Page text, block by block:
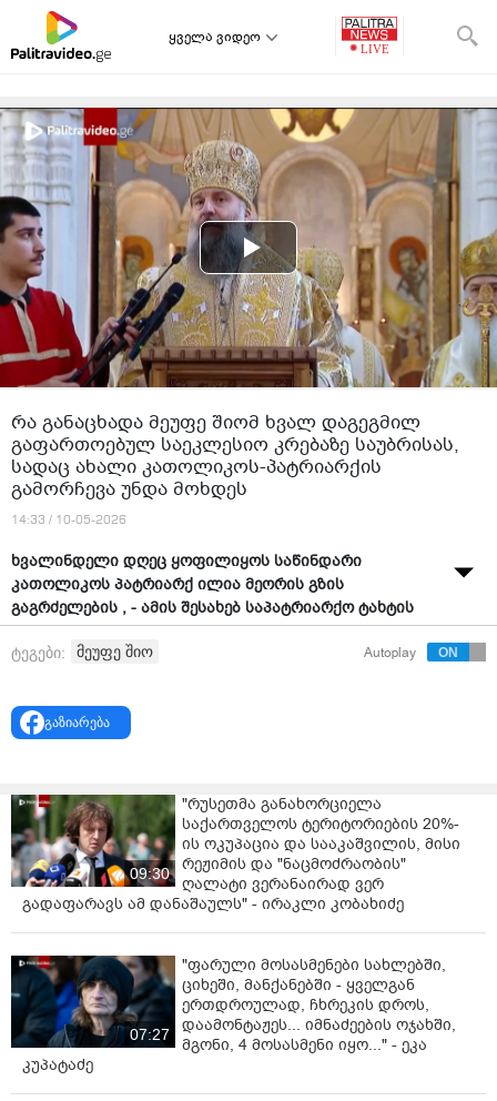
ყველა ვიდეო
რა განაცხადა მეუფე შიომ ხვალ დაგეგმილ
გაფართოებულ საეკლესიო კრებაზე საუბრისას,
სადაც ახალი კათოლიკოს-პატრიარქის
გამორჩევა უნდა მოხდეს
14:33 / 10-05-2026
ხვალინდელი დღეც ყოფილიყოს საწინდარი
კათოლიკოს პატრიარქ ილია მეორის გზის
გაგრძელების , - ამის შესახებ საპატრიარქო ტახტის
მოსაყდრემ, სენაკისა და ჩხოროწყუს მიტროპოლიტმა,
შიომ (მუჯირი) საკვირაო ქადაგებისას განაცხადა.
გაფართოებულ საეკლესიო კრებაზე ისაუბრა, სადაც
ახალი კათოლიკოს-პატრიარქის გამორჩევა უნდა
„მინდა დავძინო, რომ მხოლოდ მადლის მეშვეობით
შეგვეძლება ჩვენ ღირსეულად და წარმატებით
ჩავატაროთ ის დიდი მოვლენა, რაც ხვალ ჩვენ ყველას
გველის. ეს არის დიდი, გაფართოებული საეკლესიო
კრება, რომელზეც უნდა მოხდეს ახალი კათოლიკოს
მივიღოთ გადაწყვეტილება ბრძნული, გონიერი, ღვთის
ნებით, ჩვენი ეკლესიისთვის და ჩვენი ერისთვის
სასარგებლო ისევე, როგორც 49 წლის წინ, სრულიად
საქართველოს კათოლიკოს პატრიარქ ილია მეორის
გამორჩევით მრავალი სიკეთე მოხდა და აღსრულდა
ტეგები: მეუფე შიო Autoplay
გაზიარება
09:30
"რუსეთმა განახორციელა
საქართველოს ტერიტორიების 20%-
ის ოკუპაცია და სააკაშვილის, მისი
რეჟიმის და "ნაცმოძრაობის"
ღალატი ვერანაირად ვერ
გადაფარავს ამ დანაშაულს" - ირაკლი კობახიძე
07:27
"ფარული მოსასმენები სახლებში,
ციხეში, მანქანებში - ყველგან
ერთდროულად, ჩხრეკის დროს,
დაამონტაჟეს... იმნაძეების ოჯახში,
მგონი, 4 მოსასმენი იყო..." - ეკა
კუპატაძე